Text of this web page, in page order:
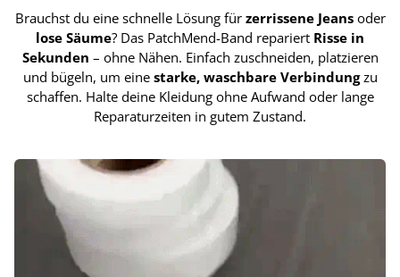
Brauchst du eine schnelle Lösung für zerrissene Jeansoder
lose Säume? Das PatchMend-Band repariert Risse in
Sekunden – ohne Nähen. Einfach zuschneiden, platzieren
und bügeln, um eine starke, waschbare Verbindungzu
schaffen. Halte deine Kleidung ohne Aufwand oder lange
Reparaturzeiten in gutem Zustand.